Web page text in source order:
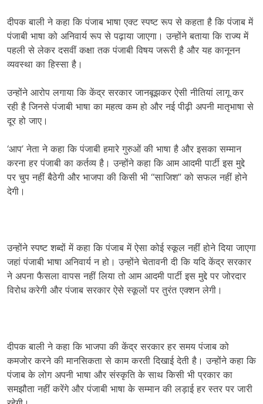
दीपक बाली ने कहा कि पंजाब भाषा एक्ट स्पष्ट रूप से कहता है कि पंजाब में
पंजाबी भाषा को अनिवार्य रूप से पढ़ाया जाएगा। उन्होंने बताया कि राज्य में
पहली से लेकर दसवीं कक्षा तक पंजाबी विषय जरूरी है और यह कानूनन
व्यवस्था का हिस्सा है।
उन्होंने आरोप लगाया कि केंद्र सरकार जानबूझकर ऐसी नीतियां लागू कर
रही है जिनसे पंजाबी भाषा का महत्व कम हो और नई पीढ़ी अपनी मातृभाषा से
दूर हो जाए।
‘आप’ नेता ने कहा कि पंजाबी हमारे गुरुओं की भाषा है और इसका सम्मान
करना हर पंजाबी का कर्तव्य है। उन्होंने कहा कि आम आदमी पार्टी इस मुद्दे
पर चुप नहीं बैठेगी और भाजपा की किसी भी “साजिश” को सफल नहीं होने
देगी।
उन्होंने स्पष्ट शब्दों में कहा कि पंजाब में ऐसा कोई स्कूल नहीं होने दिया जाएगा
जहां पंजाबी भाषा अनिवार्य न हो। उन्होंने चेतावनी दी कि यदि केंद्र सरकार
ने अपना फैसला वापस नहीं लिया तो आम आदमी पार्टी इस मुद्दे पर जोरदार
विरोध करेगी और पंजाब सरकार ऐसे स्कूलों पर तुरंत एक्शन लेगी।
दीपक बाली ने कहा कि भाजपा की केंद्र सरकार हर समय पंजाब को
कमजोर करने की मानसिकता से काम करती दिखाई देती है। उन्होंने कहा कि
पंजाब के लोग अपनी भाषा और संस्कृति के साथ किसी भी प्रकार का
समझौता नहीं करेंगे और पंजाबी भाषा के सम्मान की लड़ाई हर स्तर पर जारी